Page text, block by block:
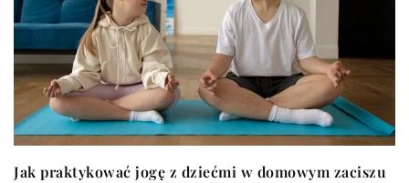
Jak praktykować jogę z dziećmi w domowym zaciszu